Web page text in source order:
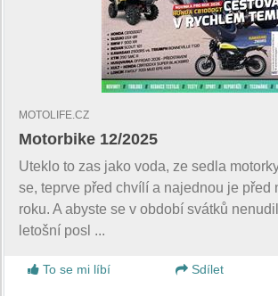
MOTOLIFE.CZ
Motorbike 12/2025
Uteklo to zas jako voda, ze sedla
se, teprve před chvílí a najednou je před
roku. A abyste se v období svátků
letošní posl ...
To se mi líbí
Sdílet